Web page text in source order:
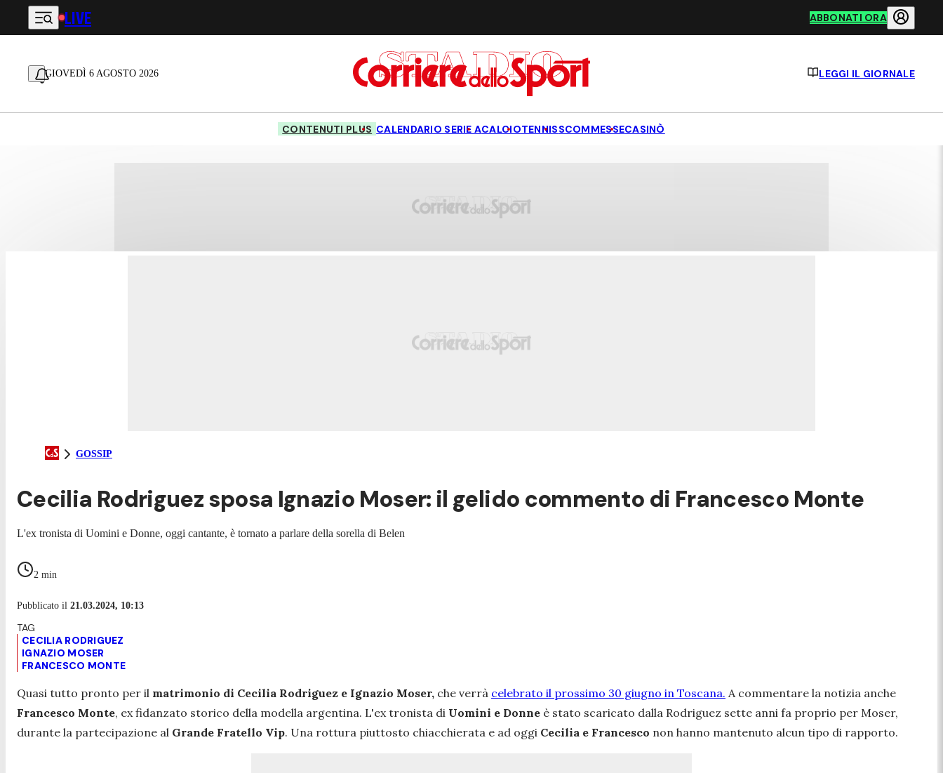
Vai al contenuto principale
LIVE ABBONATI ORA
GIOVEDÌ 6 AGOSTO 2026 LEGGI IL GIORNALE
CONTENUTI PLUS CALENDARIO SERIE ACALCIOTENNISSCOMMESSECASINÒ
GOSSIP
Cecilia Rodriguez sposa Ignazio Moser: il gelido commento di Francesco Monte
L'ex tronista di Uomini e Donne, oggi cantante, è tornato a parlare della sorella di Belen
2 min
Pubblicato il 21.03.2024, 10:13
CECILIA RODRIGUEZ
IGNAZIO MOSER
FRANCESCO MONTE
Quasi tutto pronto per il matrimonio di Cecilia Rodriguez e Ignazio Moser, che verrà celebrato il prossimo 30 giugno in Toscana. A commentare la notizia anche
Francesco Monte, ex fidanzato storico della modella argentina. L'ex tronista di Uomini e Donne è stato scaricato dalla Rodriguez sette anni fa proprio per Moser,
durante la partecipazione al Grande Fratello Vip. Una rottura piuttosto chiacchierata e ad oggi Cecilia e Francesco non hanno mantenuto alcun tipo di rapporto.